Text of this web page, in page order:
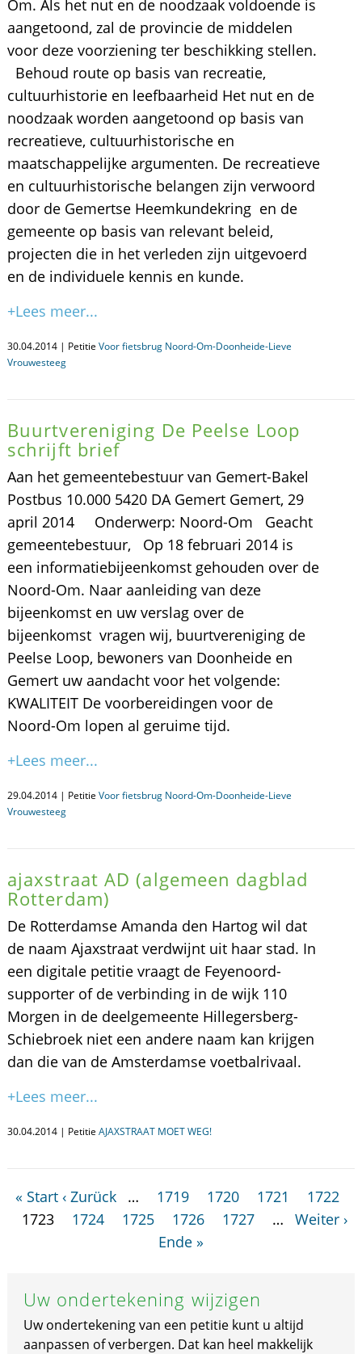
Om. Als het nut en de noodzaak voldoende is
aangetoond, zal de provincie de middelen
voor deze voorziening ter beschikking stellen.
Behoud route op basis van recreatie,
cultuurhistorie en leefbaarheid Het nut en de
noodzaak worden aangetoond op basis van
recreatieve, cultuurhistorische en
maatschappelijke argumenten. De recreatieve
en cultuurhistorische belangen zijn verwoord
door de Gemertse Heemkundekring en de
gemeente op basis van relevant beleid,
projecten die in het verleden zijn uitgevoerd
en de individuele kennis en kunde.
+Lees meer...
30.04.2014 | Petitie Voor fietsbrug Noord-Om-Doonheide-Lieve
Vrouwesteeg
Buurtvereniging De Peelse Loop
schrijft brief
Aan het gemeentebestuur van Gemert-Bakel
Postbus 10.000 5420 DA Gemert Gemert, 29
april 2014 Onderwerp: Noord-Om Geacht
gemeentebestuur, Op 18 februari 2014 is
een informatiebijeenkomst gehouden over de
Noord-Om. Naar aanleiding van deze
bijeenkomst en uw verslag over de
bijeenkomst vragen wij, buurtvereniging de
Peelse Loop, bewoners van Doonheide en
Gemert uw aandacht voor het volgende:
KWALITEIT De voorbereidingen voor de
Noord-Om lopen al geruime tijd.
+Lees meer...
29.04.2014 | Petitie Voor fietsbrug Noord-Om-Doonheide-Lieve
Vrouwesteeg
ajaxstraat AD (algemeen dagblad
Rotterdam)
De Rotterdamse Amanda den Hartog wil dat
de naam Ajaxstraat verdwijnt uit haar stad. In
een digitale petitie vraagt de Feyenoord-
supporter of de verbinding in de wijk 110
Morgen in de deelgemeente Hillegersberg-
Schiebroek niet een andere naam kan krijgen
dan die van de Amsterdamse voetbalrivaal.
+Lees meer...
30.04.2014 | Petitie AJAXSTRAAT MOET WEG!
« Start ‹ Zurück … 1719 1720 1721
1722
1723
1724 1725 1726 1727 …
Weiter ›
Ende »
Uw ondertekening wijzigen
Uw ondertekening van een petitie kunt u altijd
aanpassen of verbergen. Dat kan heel makkelijk